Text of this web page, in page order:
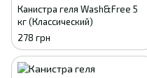
Канистра геля Wash&Free 5
кг (Классический)
278 грн